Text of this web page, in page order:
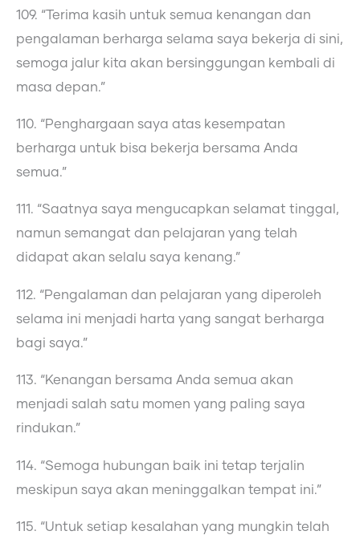
109. “Terima kasih untuk semua kenangan dan
pengalaman berharga selama saya bekerja di sini,
semoga jalur kita akan bersinggungan kembali di
masa depan.”
110. “Penghargaan saya atas kesempatan
berharga untuk bisa bekerja bersama Anda
semua.”
111. “Saatnya saya mengucapkan selamat tinggal,
namun semangat dan pelajaran yang telah
didapat akan selalu saya kenang.”
112. “Pengalaman dan pelajaran yang diperoleh
selama ini menjadi harta yang sangat berharga
bagi saya.”
113. “Kenangan bersama Anda semua akan
menjadi salah satu momen yang paling saya
rindukan.”
114. “Semoga hubungan baik ini tetap terjalin
meskipun saya akan meninggalkan tempat ini.”
115. “Untuk setiap kesalahan yang mungkin telah